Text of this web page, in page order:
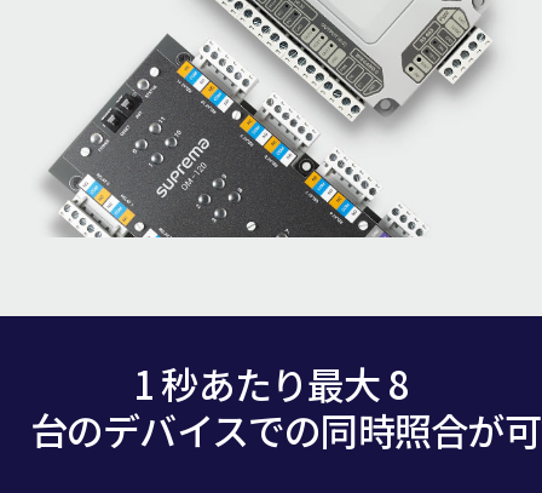
1 秒あたり最大 8
台のデバイスでの同時照合が